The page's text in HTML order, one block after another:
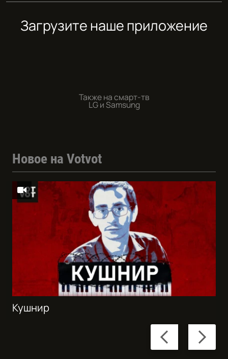
Загрузите наше приложение
Также на смарт-тв
LG и Samsung
Новое на Votvot
Previous
slide
Next
slide
Кушнир